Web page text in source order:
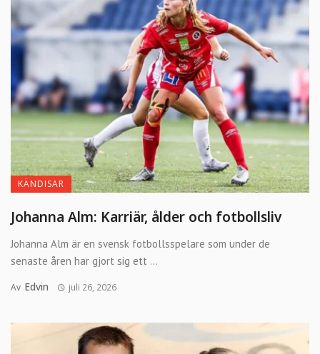
KÄNDISAR
Johanna Alm: Karriär, ålder och fotbollsliv
Johanna Alm är en svensk fotbollsspelare som under de
senaste åren har gjort sig ett ...
Av Edvin juli 26, 2026